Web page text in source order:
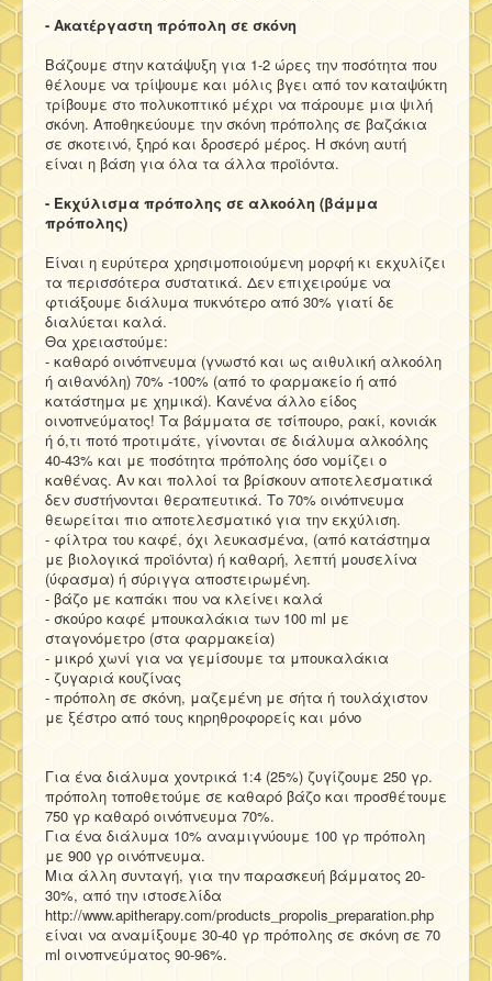
- Ακατέργαστη πρόπολη σε σκόνη
Βάζουμε στην κατάψυξη για 1-2 ώρες την ποσότητα που
θέλουμε να τρίψουμε και μόλις βγει από τον καταψύκτη
τρίβουμε στο πολυκοπτικό μέχρι να πάρουμε μια ψιλή
σκόνη. Αποθηκεύουμε την σκόνη πρόπολης σε βαζάκια
σε σκοτεινό, ξηρό και δροσερό μέρος. Η σκόνη αυτή
είναι η βάση για όλα τα άλλα προϊόντα.
- Εκχύλισμα πρόπολης σε αλκοόλη (βάμμα
πρόπολης)
Είναι η ευρύτερα χρησιμοποιούμενη μορφή κι εκχυλίζει
τα περισσότερα συστατικά. Δεν επιχειρούμε να
φτιάξουμε διάλυμα πυκνότερο από 30% γιατί δε
διαλύεται καλά.
Θα χρειαστούμε:
- καθαρό οινόπνευμα (γνωστό και ως αιθυλική αλκοόλη
ή αιθανόλη) 70% -100% (από το φαρμακείο ή από
κατάστημα με χημικά). Κανένα άλλο είδος
οινοπνεύματος! Τα βάμματα σε τσίπουρο, ρακί, κονιάκ
ή ό,τι ποτό προτιμάτε, γίνονται σε διάλυμα αλκοόλης
40-43% και με ποσότητα πρόπολης όσο νομίζει ο
καθένας. Αν και πολλοί τα βρίσκουν αποτελεσματικά
δεν συστήνονται θεραπευτικά. Το 70% οινόπνευμα
θεωρείται πιο αποτελεσματικό για την εκχύλιση.
- φίλτρα του καφέ, όχι λευκασμένα, (από κατάστημα
με βιολογικά προϊόντα) ή καθαρή, λεπτή μουσελίνα
(ύφασμα) ή σύριγγα αποστειρωμένη.
- βάζο με καπάκι που να κλείνει καλά
- σκούρο καφέ μπουκαλάκια των 100 ml με
σταγονόμετρο (στα φαρμακεία)
- μικρό χωνί για να γεμίσουμε τα μπουκαλάκια
- ζυγαριά κουζίνας
- πρόπολη σε σκόνη, μαζεμένη με σήτα ή τουλάχιστον
με ξέστρο από τους κηρηθροφορείς και μόνο
Για ένα διάλυμα χοντρικά 1:4 (25%) ζυγίζουμε 250 γρ.
πρόπολη τοποθετούμε σε καθαρό βάζο και προσθέτουμε
750 γρ καθαρό οινόπνευμα 70%.
Για ένα διάλυμα 10% αναμιγνύουμε 100 γρ πρόπολη
με 900 γρ οινόπνευμα.
Μια άλλη συνταγή, για την παρασκευή βάμματος 20-
30%, από την ιστοσελίδα
http://www.apitherapy.com/products_propolis_preparation.php
είναι να αναμίξουμε 30-40 γρ πρόπολης σε σκόνη σε 70
ml οινοπνεύματος 90-96%.